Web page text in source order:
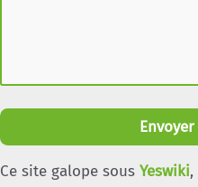
Ce site galope sous Yeswiki